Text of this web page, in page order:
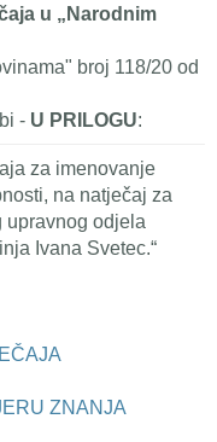
u „Narodnim
broj 118/20 od
- U PRILOGU:
za imenovanje
na natječaj za
upravnog odjela
Ivana Svetec.“
ZNANJA